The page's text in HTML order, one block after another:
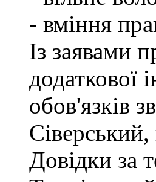
- вміння
Із заявами
додаткової
обов'язків
Довідки за